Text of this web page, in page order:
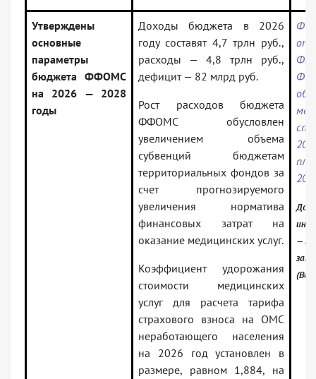
Утверждены
основные
параметры
бюджета ФФОМС
на 2026 — 2028
годы
Доходы бюджета в 2026
году составят 4,7 трлн руб.,
расходы — 4,8 трлн руб.,
дефицит — 82 млрд руб.
Рост расходов бюджета
ФФОМС обусловлен
увеличением объема
субвенций бюджетам
территориальных фондов за
счет прогнозируемого
увеличения норматива
финансовых затрат на
оказание медицинских услуг.
Коэффициент удорожания
стоимости медицинских
услуг для расчета тарифа
страхового взноса на ОМС
неработающего населения
на 2026 год установлен в
размере, равном 1,884, на
от
—